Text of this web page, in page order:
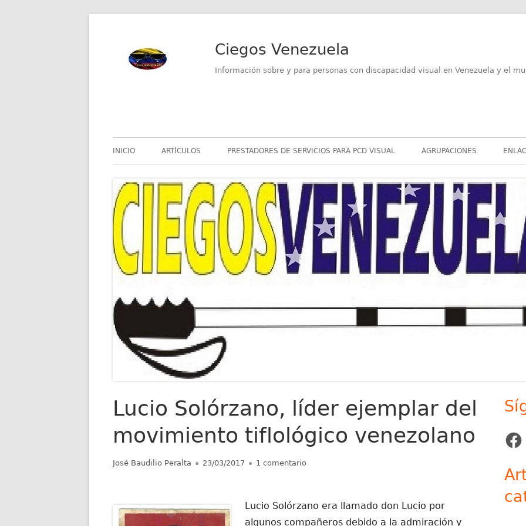
Ciegos Venezuela
Información sobre y para personas con discapacidad visual en Venezuela y el
Menú
INICIO ARTÍCULOS PRESTADORES DE SERVICIOS PARA PCD VISUAL AGRUPACIONES
Lucio Solórzano, líder ejemplar del
movimiento tiflológico venezolano
Autor
José Baudilio Peralta
Publicado
23/03/2017 1 comentarioen Lucio Solórzano, líder ejemplar del movimiento
Lucio Solórzano era llamado don Lucio por
algunos compañeros debido a la admiración y